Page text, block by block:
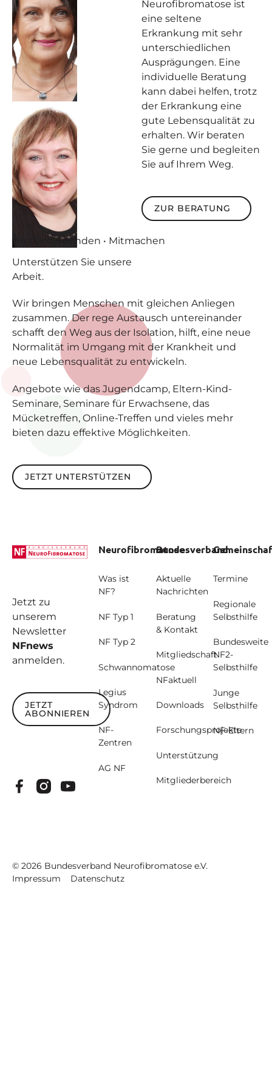
Neurofibromatose ist
eine seltene
Erkrankung mit sehr
unterschiedlichen
Ausprägungen. Eine
individuelle Beratung
kann dabei helfen, trotz
der Erkrankung eine
gute Lebensqualität zu
erhalten. Wir beraten
Sie gerne und begleiten
Sie auf Ihrem Weg.
Zur Beratung
ZUR BERATUNG
Helfen • Spenden • Mitmachen
Unterstützen Sie unsere
Arbeit.
Wir bringen Menschen mit gleichen Anliegen
zusammen. Der rege Austausch untereinander
schafft den Weg aus der Isolation, hilft, eine neue
Normalität im Umgang mit der Krankheit und
neue Lebensqualität zu entwickeln.
Angebote wie das Jugendcamp, Eltern-Kind-
Seminare, Seminare für Erwachsene, das
Mücketreffen, Online-Treffen und vieles mehr
bieten dazu effektive Möglichkeiten.
Jetzt unterstützen
JETZT UNTERSTÜTZEN
Jetzt zu
unserem
Newsletter
NFnews
anmelden.
Jetzt abonnieren
JETZT
ABONNIEREN
Neurofibromatose
Was ist
NF?
NF Typ 1
NF Typ 2
Schwannomatose
Legius
Syndrom
NF-
Zentren
AG NF
Bundesverband
Aktuelle
Nachrichten
Beratung
& Kontakt
Mitgliedschaft
NFaktuell
Downloads
Forschungsprojekte
Unterstützung
Mitgliederbereich
Termine
Regionale
Selbsthilfe
Bundesweite
NF2-
Selbsthilfe
Junge
Selbsthilfe
NF-Eltern
© 2026 Bundesverband Neurofibromatose e.V.
Impressum
Datenschutz